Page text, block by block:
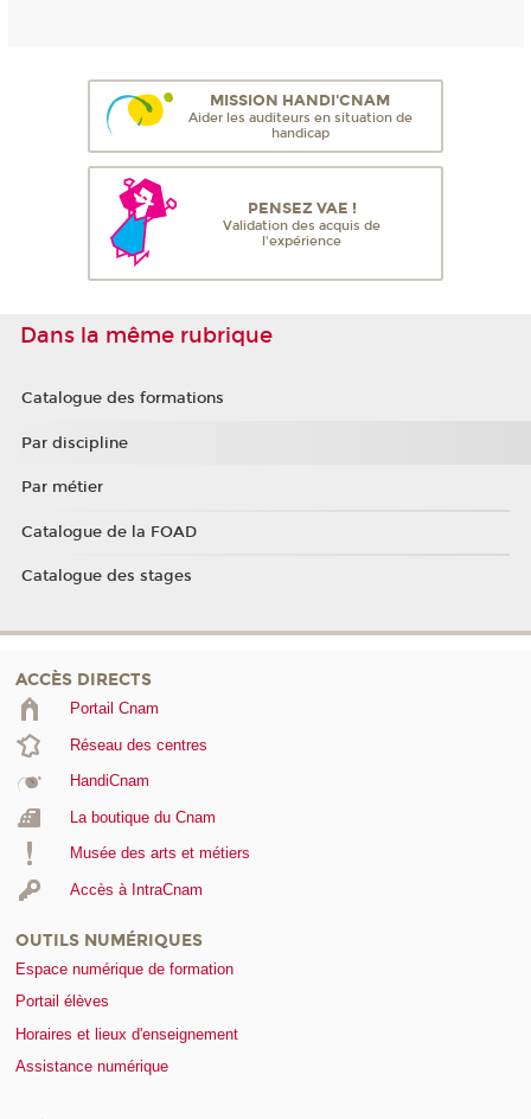
MISSION HANDI'CNAM
Aider les auditeurs en situation de
handicap
PENSEZ VAE !
Validation des acquis de
l'expérience
Dans la même rubrique
Catalogue des formations
Par discipline
Par métier
Catalogue de la FOAD
Catalogue des stages
ACCÈS DIRECTS
Portail Cnam
Réseau des centres
HandiCnam
La boutique du Cnam
Musée des arts et métiers
Accès à IntraCnam
OUTILS NUMÉRIQUES
Espace numérique de formation
Portail élèves
Horaires et lieux d'enseignement
Assistance numérique